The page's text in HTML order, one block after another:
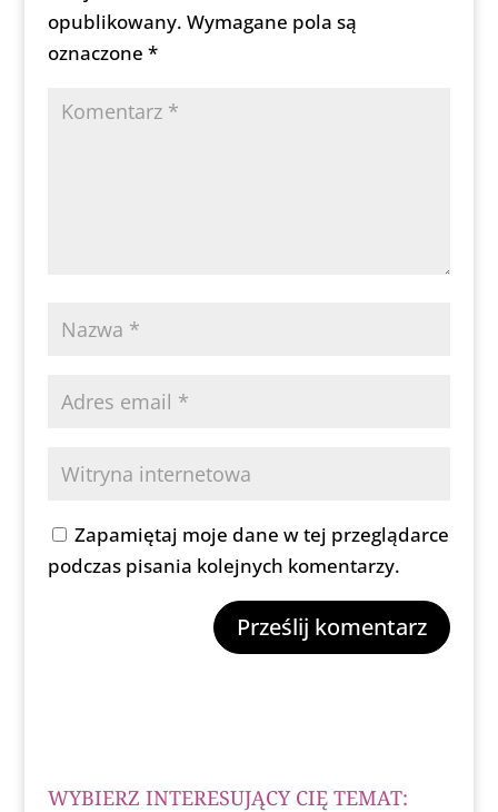
opublikowany. Wymagane pola są
oznaczone *
Zapamiętaj moje dane w tej przeglądarce
podczas pisania kolejnych komentarzy.
WYBIERZ INTERESUJĄCY CIĘ TEMAT: